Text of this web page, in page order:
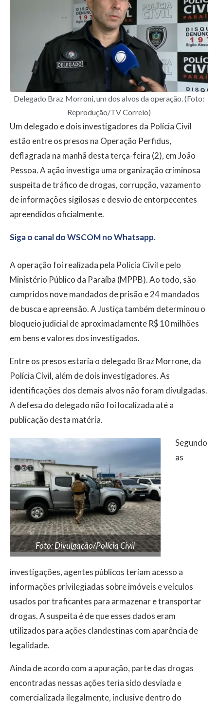
Delegado Braz Morroni, um dos alvos da operação. (Foto:
Reprodução/TV Correio)
Um delegado e dois investigadores da Polícia Civil
estão entre os presos na Operação Perfidus,
deflagrada na manhã desta terça-feira (2), em João
Pessoa. A ação investiga uma organização criminosa
suspeita de tráfico de drogas, corrupção, vazamento
de informações sigilosas e desvio de entorpecentes
apreendidos oficialmente.
Siga o canal do WSCOM no Whatsapp.
A operação foi realizada pela Polícia Civil e pelo
Ministério Público da Paraíba (MPPB). Ao todo, são
cumpridos nove mandados de prisão e 24 mandados
de busca e apreensão. A Justiça também determinou o
bloqueio judicial de aproximadamente R$ 10 milhões
em bens e valores dos investigados.
Entre os presos estaria o delegado Braz Morrone, da
Polícia Civil, além de dois investigadores. As
identificações dos demais alvos não foram divulgadas.
A defesa do delegado não foi localizada até a
publicação desta matéria.
Foto: Divulgação/Polícia Civil
Segundo
as
investigações, agentes públicos teriam acesso a
informações privilegiadas sobre imóveis e veículos
usados por traficantes para armazenar e transportar
drogas. A suspeita é de que esses dados eram
utilizados para ações clandestinas com aparência de
legalidade.
Ainda de acordo com a apuração, parte das drogas
encontradas nessas ações teria sido desviada e
comercializada ilegalmente, inclusive dentro do